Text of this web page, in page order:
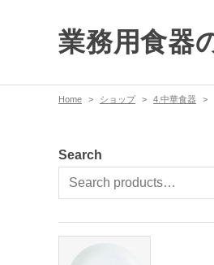
業務用食器
Home ショップ 4.中華食器
Search